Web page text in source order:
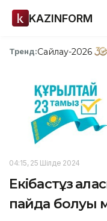
KAZINFORM
Тренд:Сайлау-2026
04:15, 25 Шілде 2024
Екібастұз
пайда болуы